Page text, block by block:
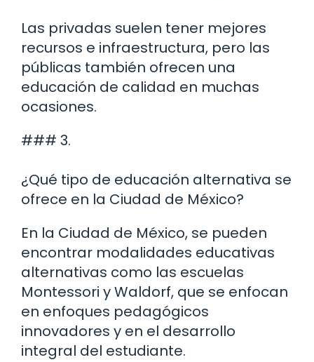
Las privadas suelen tener mejores
recursos e infraestructura, pero las
públicas también ofrecen una
educación de calidad en muchas
ocasiones.
### 3.
¿Qué tipo de educación alternativa se
ofrece en la Ciudad de México?
En la Ciudad de México, se pueden
encontrar modalidades educativas
alternativas como las escuelas
Montessori y Waldorf, que se enfocan
en enfoques pedagógicos
innovadores y en el desarrollo
integral del estudiante.